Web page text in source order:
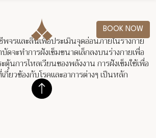
BOOK NOW
จรและลิ้นเพื่อประเมินจุดอ่อนภายในร่างกาย
จะทำการฝังเข็มขนาดเล็กลงบนร่างกายเพื่อ
นการไหลเวียนของพลังงาน การฝังเข็มใช้เพื่อ
กี่ยวข้องกับโรคและอาการต่างๆ เป็นหลัก